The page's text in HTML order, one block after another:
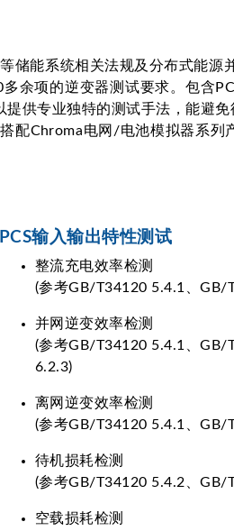
能系统相关法规及分布式能源
项的逆变器测试要求。包含
供专业独特的测试手法，能避
配Chroma电网/电池模拟器系
PCS输入输出特性测试
整流充电效率检测
(参考GB/T34120 5.4.1、GB/
并网逆变效率检测
(参考GB/T34120 5.4.1、GB/
6.2.3)
离网逆变效率检测
(参考GB/T34120 5.4.1、GB/
待机损耗检测
(参考GB/T34120 5.4.2、GB/
空载损耗检测